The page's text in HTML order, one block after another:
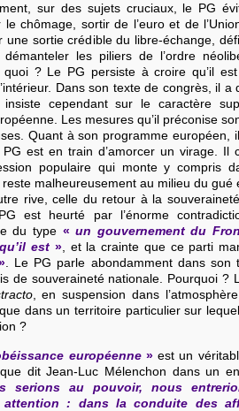
sur des sujets cruciaux, le PG
chômage, sortir de l’euro et de
une sortie crédible du libre-échange,
les piliers de l’ordre
? Le PG persiste à croire qu’il
Dans son texte de congrès, il
insiste cependant sur le caractère
Les mesures qu’il préconise
Quant à son programme européen,
est en train d’amorcer un virage. Il
populaire qui monte y compris
malheureusement au milieu du
rive, celle du retour à la
est heurté par l’énorme
du type «un gouvernement du
est », et la crainte que ce parti
. Le PG parle abondamment dans son
de souveraineté nationale. Pourquoi ?
, en suspension dans
dans un territoire particulier sur
?
européenne»est un
dit Jean-Luc Mélenchon dans un
serions au pouvoir, nous
attention : dans la conduite des